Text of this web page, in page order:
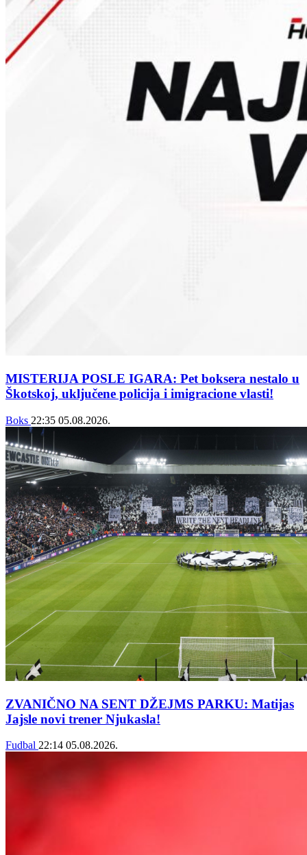
MISTERIJA POSLE IGARA: Pet boksera nestalo u
Škotskoj, uključene policija i imigracione vlasti!
Boks 22:35 05.08.2026.
ZVANIČNO NA SENT DŽEJMS PARKU: Matijas
Jajsle novi trener Njukasla!
Fudbal 22:14 05.08.2026.